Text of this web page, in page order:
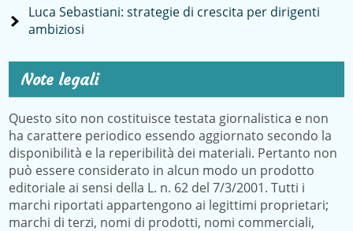
Luca Sebastiani: strategie di crescita per dirigenti
ambiziosi
Note legali
Questo sito non costituisce testata giornalistica e non
ha carattere periodico essendo aggiornato secondo la
disponibilità e la reperibilità dei materiali. Pertanto non
può essere considerato in alcun modo un prodotto
editoriale ai sensi della L. n. 62 del 7/3/2001. Tutti i
marchi riportati appartengono ai legittimi proprietari;
marchi di terzi, nomi di prodotti, nomi commerciali,